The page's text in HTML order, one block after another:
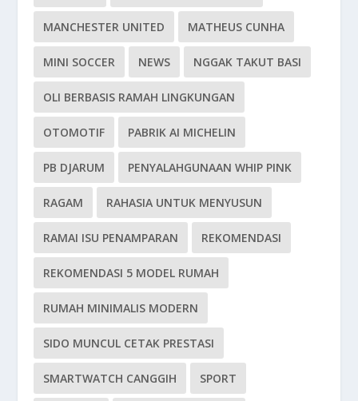
MANCHESTER UNITED MATHEUS CUNHA
MINI SOCCER NEWS NGGAK TAKUT BASI
OLI BERBASIS RAMAH LINGKUNGAN
OTOMOTIF PABRIK AI MICHELIN
PB DJARUM PENYALAHGUNAAN WHIP PINK
RAGAM RAHASIA UNTUK MENYUSUN
RAMAI ISU PENAMPARAN REKOMENDASI
REKOMENDASI 5 MODEL RUMAH
RUMAH MINIMALIS MODERN
SIDO MUNCUL CETAK PRESTASI
SMARTWATCH CANGGIH SPORT